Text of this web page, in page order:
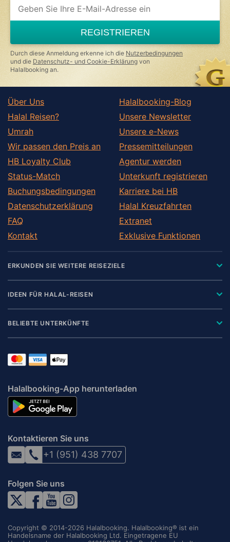
REGISTRIEREN
Durch diese Anmeldung erkenne ich die Nutzerbedingungen
und die Datenschutz- und Cookie-Erklärung von
Halalbooking an.
Über Uns
Halal Reisen?
Umrah
Wir passen den Preis an
HB Loyalty Club
Status-Match
Buchungsbedingungen
Datenschutzerklärung
FAQ
Kontakt
Halalbooking-Blog
Unsere Newsletter
Unsere e-News
Pressemitteilungen
Agentur werden
Unterkunft registrieren
Karriere bei HB
Halal Kreuzfahrten
Extranet
Exklusive Funktionen
ERKUNDEN SIE WEITERE REISEZIELE
IDEEN FÜR HALAL-REISEN
BELIEBTE UNTERKÜNFTE
Halalbooking-App herunterladen
Kontaktieren Sie uns
+1 (951) 438 7707
Folgen Sie uns
Copyright © 2014-2026 Halalbooking. Halalbooking® ist ein
Handelsname der Halalbooking Ltd. Eingetragene EU